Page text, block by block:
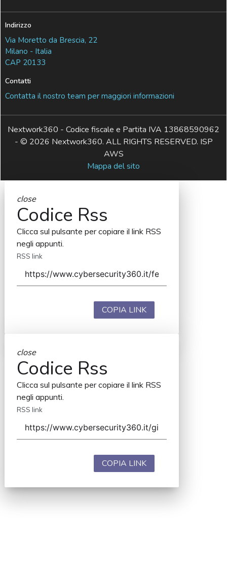
Indirizzo
Via Moretto da Brescia, 22
Milano - Italia
CAP 20133
Contatti
Contatta il nostro team per maggiori informazioni
Nextwork360 - Codice fiscale e Partita IVA 13868590962
- © 2026 Nextwork360. ALL RIGHTS RESERVED. ISP
AWS
Mappa del sito
close
Codice Rss
Clicca sul pulsante per copiare il link RSS
negli appunti.
RSS link
COPIA LINK
close
Codice Rss
Clicca sul pulsante per copiare il link RSS
negli appunti.
RSS link
COPIA LINK